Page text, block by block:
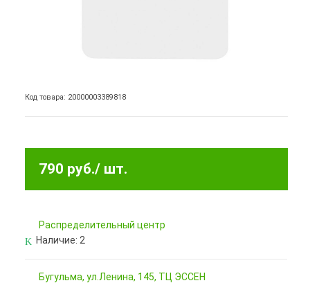
Код товара: 20000003389818
790 руб./ шт.
Pаспределительный центр
Наличие: 2
Бугульма, ул.Ленина, 145, ТЦ ЭССЕН